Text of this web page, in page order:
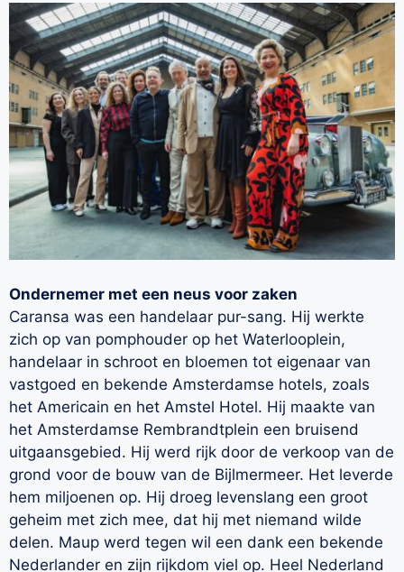
Ondernemer met een neus voor zaken
Caransa was een handelaar pur-sang. Hij werkte
zich op van pomphouder op het Waterlooplein,
handelaar in schroot en bloemen tot eigenaar van
vastgoed en bekende Amsterdamse hotels, zoals
het Americain en het Amstel Hotel. Hij maakte van
het Amsterdamse Rembrandtplein een bruisend
uitgaansgebied. Hij werd rijk door de verkoop van de
grond voor de bouw van de Bijlmermeer. Het leverde
hem miljoenen op. Hij droeg levenslang een groot
geheim met zich mee, dat hij met niemand wilde
delen. Maup werd tegen wil een dank een bekende
Nederlander en zijn rijkdom viel op. Heel Nederland